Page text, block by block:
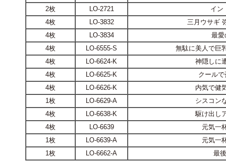
2枚
LO-2721
イン
4枚
LO-3832
三月ウサギ
4枚
LO-3834
最愛
4枚
LO-6555-S
無駄に美人で巨
4枚
LO-6624-K
神隠しに
4枚
LO-6625-K
クール
4枚
LO-6626-K
内気で健
1枚
LO-6629-A
シスコン
4枚
LO-6638-K
駆け出し
4枚
LO-6639
元気一
1枚
LO-6639-A
元気一
1枚
LO-6662-A 最